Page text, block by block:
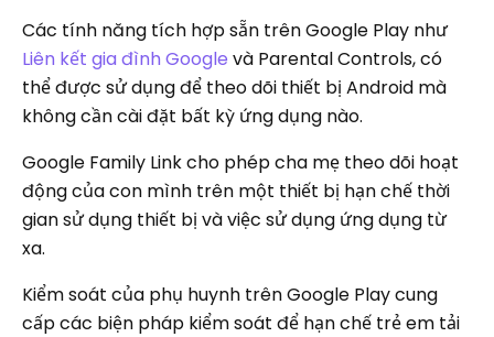
Các tính năng tích hợp sẵn trên Google Play như
Liên kết gia đình Google và Parental Controls, có
thể được sử dụng để theo dõi thiết bị Android mà
không cần cài đặt bất kỳ ứng dụng nào.
Google Family Link cho phép cha mẹ theo dõi hoạt
động của con mình trên một thiết bị hạn chế thời
gian sử dụng thiết bị và việc sử dụng ứng dụng từ
xa.
Kiểm soát của phụ huynh trên Google Play cung
cấp các biện pháp kiểm soát để hạn chế trẻ em tải